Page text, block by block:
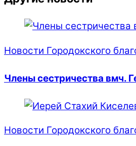
Новости Городокского
Члены сестричества вмч.
Новости Городокского